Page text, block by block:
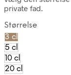
private fad.
Størrelse
3 cl
5 cl
10 cl
20 cl